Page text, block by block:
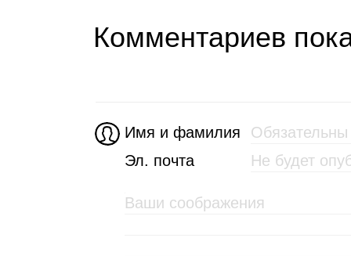
Комментариев
Имя и фамилия
Эл. почта